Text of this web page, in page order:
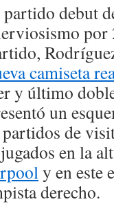
debut
camiseta
y último
un
de
en la
y en este
derecho.